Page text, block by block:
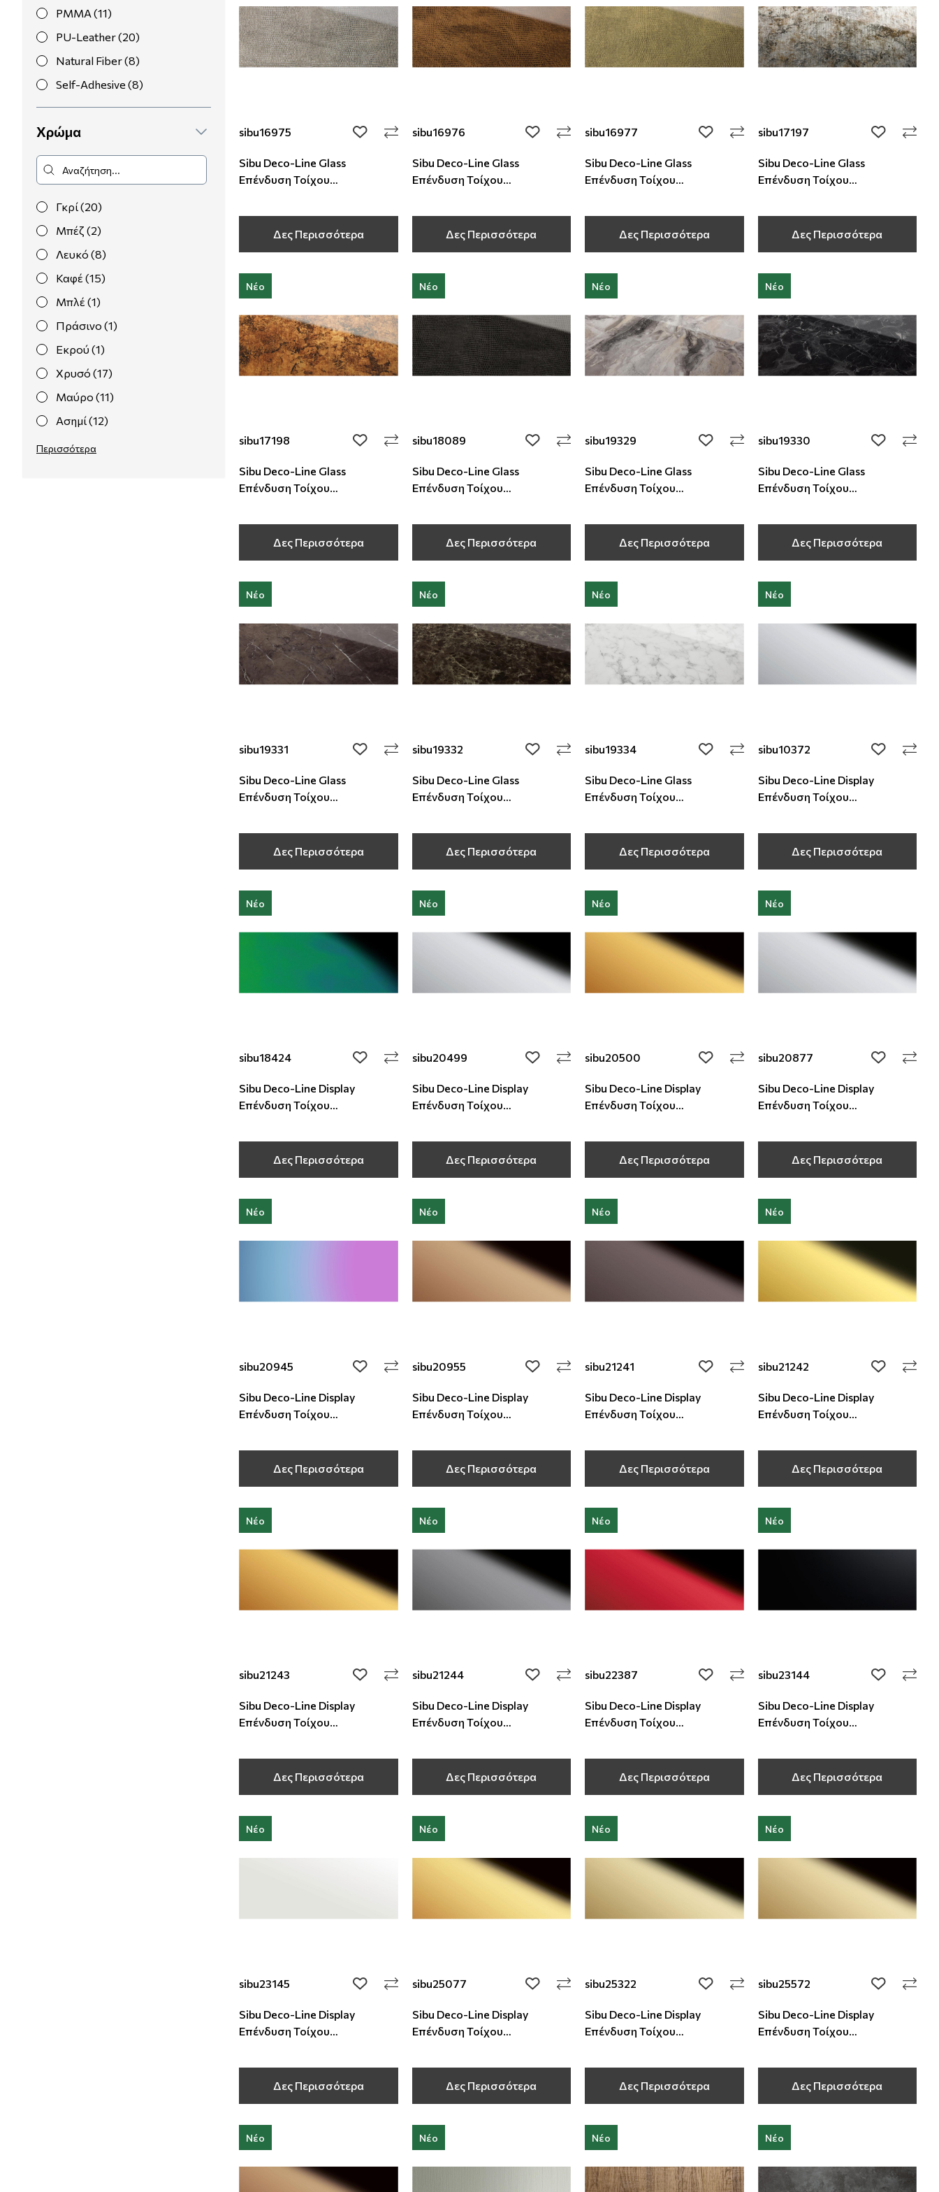
PMMA (11)
PU-Leather (20)
Natural Fiber (8)
Self-Adhesive (8)
Χρώμα
Γκρί (20)
Μπέζ (2)
Λευκό (8)
Καφέ (15)
Μπλέ (1)
Πράσινο (1)
Εκρού (1)
Χρυσό (17)
Μαύρο (11)
Ασημί (12)
Ρόζ (2)
Περισσότερα
sibu16975 add to wishlist
Sibu Deco-Line Glass
Επένδυση Τοίχου
Δες Περισσότερα
sibu16976 add to wishlist
Sibu Deco-Line Glass
Επένδυση Τοίχου
Δες Περισσότερα
sibu16977 add to wishlist
Sibu Deco-Line Glass
Επένδυση Τοίχου
Δες Περισσότερα
sibu17197 add to
Sibu Deco-Line Glass
Επένδυση Τοίχου
Δες Περισσότερα
Νέο
sibu17198 add to wishlist
Sibu Deco-Line Glass
Επένδυση Τοίχου
Δες Περισσότερα
Νέο
sibu18089 add to wishlist
Sibu Deco-Line Glass
Επένδυση Τοίχου
Δες Περισσότερα
Νέο
sibu19329 add to wishlist
Sibu Deco-Line Glass
Επένδυση Τοίχου
Δες Περισσότερα
Νέο
sibu19330 add to
Sibu Deco-Line Glass
Επένδυση Τοίχου
Δες Περισσότερα
Νέο
sibu19331 add to wishlist
Sibu Deco-Line Glass
Επένδυση Τοίχου
Δες Περισσότερα
Νέο
sibu19332 add to wishlist
Sibu Deco-Line Glass
Επένδυση Τοίχου
Δες Περισσότερα
Νέο
sibu19334 add to wishlist
Sibu Deco-Line Glass
Επένδυση Τοίχου
Δες Περισσότερα
Νέο
sibu10372 add to
Sibu Deco-Line Display
Επένδυση Τοίχου
Δες Περισσότερα
Νέο
sibu18424 add to wishlist
Sibu Deco-Line Display
Επένδυση Τοίχου
Δες Περισσότερα
Νέο
sibu20499 add to wishlist
Sibu Deco-Line Display
Επένδυση Τοίχου
Δες Περισσότερα
Νέο
sibu20500 add to wishlist
Sibu Deco-Line Display
Επένδυση Τοίχου
Δες Περισσότερα
Νέο
sibu20877 add to
Sibu Deco-Line Display
Επένδυση Τοίχου
Δες Περισσότερα
Νέο
sibu20945 add to wishlist
Sibu Deco-Line Display
Επένδυση Τοίχου
Δες Περισσότερα
Νέο
sibu20955 add to wishlist
Sibu Deco-Line Display
Επένδυση Τοίχου
Δες Περισσότερα
Νέο
sibu21241 add to wishlist
Sibu Deco-Line Display
Επένδυση Τοίχου
Δες Περισσότερα
Νέο
sibu21242 add to
Sibu Deco-Line Display
Επένδυση Τοίχου
Δες Περισσότερα
Νέο
sibu21243 add to wishlist
Sibu Deco-Line Display
Επένδυση Τοίχου
Δες Περισσότερα
Νέο
sibu21244 add to wishlist
Sibu Deco-Line Display
Επένδυση Τοίχου
Δες Περισσότερα
Νέο
sibu22387 add to wishlist
Sibu Deco-Line Display
Επένδυση Τοίχου
Δες Περισσότερα
Νέο
sibu23144 add to
Sibu Deco-Line Display
Επένδυση Τοίχου
Δες Περισσότερα
Νέο
sibu23145 add to wishlist
Sibu Deco-Line Display
Επένδυση Τοίχου
Δες Περισσότερα
Νέο
sibu25077 add to wishlist
Sibu Deco-Line Display
Επένδυση Τοίχου
Δες Περισσότερα
Νέο
sibu25322 add to wishlist
Sibu Deco-Line Display
Επένδυση Τοίχου
Δες Περισσότερα
Νέο
sibu25572 add to
Sibu Deco-Line Display
Επένδυση Τοίχου
Δες Περισσότερα
Νέο Νέο Νέο Νέο
Μονόχρωμες
Μπορντούρες
Απομίμηση Μέταλλο
Απομίμηση Μωσαικό-Ψηφίδα
Απομίμηση Animal Print
Απομίμηση Τεχνοτροπία
Ψηφιακή Εκτύπωση σε Ρολοκουρτίνα